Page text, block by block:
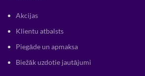
Akcijas
Klientu atbalsts
Piegāde un apmaksa
Biežāk uzdotie jautājumi